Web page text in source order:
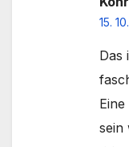
15.
Das
sein